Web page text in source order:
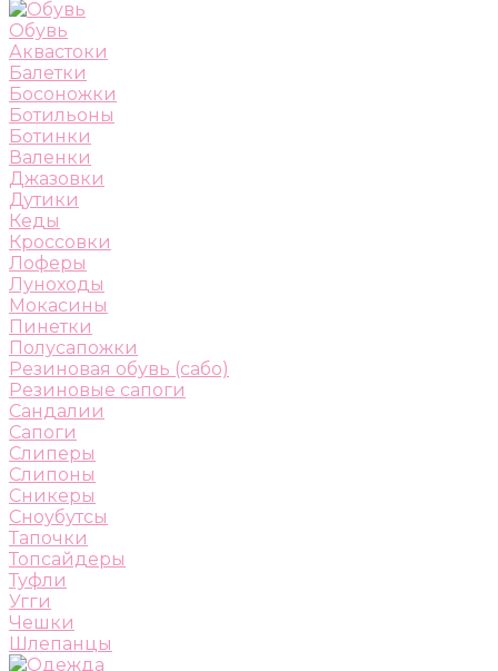
Обувь
Аквастоки
Балетки
Босоножки
Ботильоны
Ботинки
Валенки
Джазовки
Дутики
Кеды
Кроссовки
Лоферы
Луноходы
Мокасины
Пинетки
Полусапожки
Резиновая обувь (сабо)
Резиновые сапоги
Сандалии
Сапоги
Слиперы
Слипоны
Сникеры
Сноубутсы
Тапочки
Топсайдеры
Туфли
Угги
Чешки
Шлепанцы